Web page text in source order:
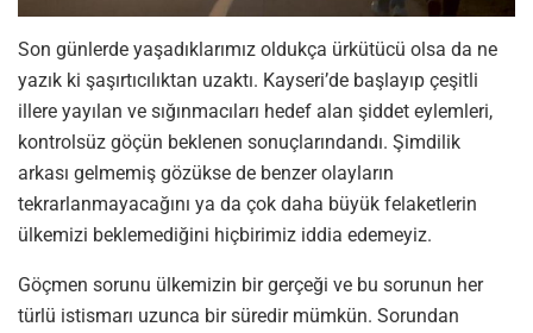
Son günlerde yaşadıklarımız oldukça ürkütücü olsa da ne
yazık ki şaşırtıcılıktan uzaktı. Kayseri’de başlayıp çeşitli
illere yayılan ve sığınmacıları hedef alan şiddet eylemleri,
kontrolsüz göçün beklenen sonuçlarındandı. Şimdilik
arkası gelmemiş gözükse de benzer olayların
tekrarlanmayacağını ya da çok daha büyük felaketlerin
ülkemizi beklemediğini hiçbirimiz iddia edemeyiz.
Göçmen sorunu ülkemizin bir gerçeği ve bu sorunun her
türlü istismarı uzunca bir süredir mümkün. Sorundan